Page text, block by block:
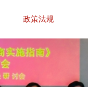
政策法规